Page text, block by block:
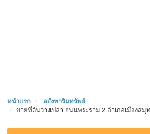
หน้าเเรก
อสังหาริมทรัพย์
ขายที่ดินว่างเปล่า ถนนพระราม 2 อำเภอเมืองส